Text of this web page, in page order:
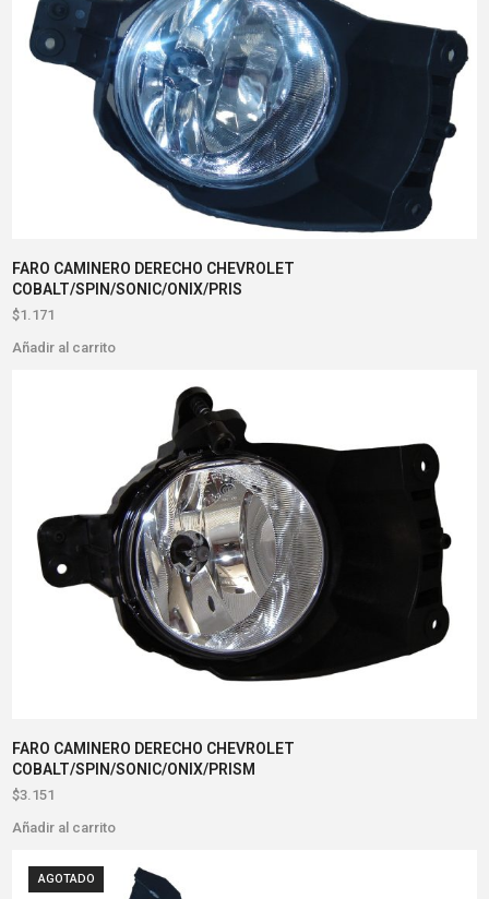
FARO CAMINERO DERECHO CHEVROLET
COBALT/SPIN/SONIC/ONIX/PRIS
$1.171
Añadir al carrito
FARO CAMINERO DERECHO CHEVROLET
COBALT/SPIN/SONIC/ONIX/PRISM
$3.151
Añadir al carrito
AGOTADO